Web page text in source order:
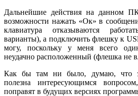
Дальнейшие действия на данном
возможности нажать «Ок» в
клавиатура отказываются
варианты), а подключить флешку к
могу, поскольку у меня всего
неудачно расположенный (флешка не
Как бы там ни было, думаю, что
полезна интересующимся
поправят в будущих версиях